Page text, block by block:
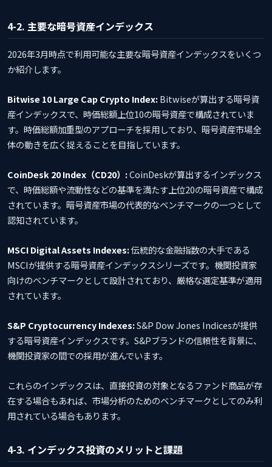
4-2. 主要な暗号資産インデックス
2026年3月時点で利用可能な主要な暗号資産インデックスをいくつ
か紹介します。
Bitwise 10 Large Cap Crypto Index:Bitwiseが算出する暗号資
産インデックスで、時価総額上位10の暗号資産で構成されていま
す。時価総額加重型のアプローチを採用しており、暗号資産市場全
体の動きを広く捉えることを目指しています。
CoinDesk 20 Index（CD20）:CoinDeskが算出するインデックス
で、時価総額や流動性などの基準を満たす上位20の暗号資産で構成
されています。暗号資産市場の代表的なベンチマークの一つとして
認知されています。
MSCI Digital Assets Indexes:伝統的な金融指数の大手である
MSCIが提供する暗号資産インデックスシリーズです。機関投資家
向けのベンチマークとして設計されており、厳格な選定基準が適用
されています。
S&P Cryptocurrency Indexes:S&P Dow Jones Indicesが提供
する暗号資産インデックスです。S&Pブランドの信頼性を背景に、
機関投資家の間での採用が進んでいます。
これらのインデックスは、直接投資の対象となるファンド商品が存
在する場合もあれば、市場分析のためのベンチマークとしてのみ利
用されている場合もあります。
4-3. インデックス投資のメリットと課題